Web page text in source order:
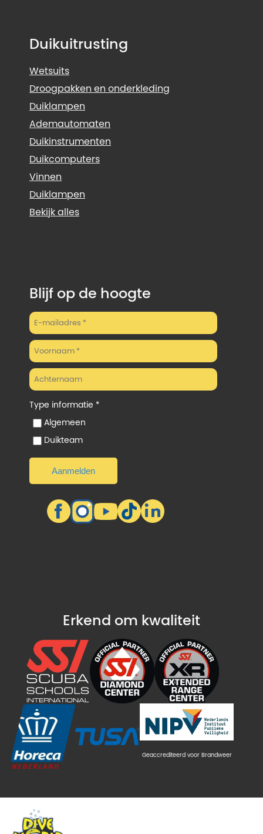
Duikuitrusting
Wetsuits
Droogpakken en onderkleding
Duiklampen
Ademautomaten
Duikinstrumenten
Duikcomputers
Vinnen
Duiklampen
Bekijk alles
Blijf op de hoogte
Type informatie *
Algemeen
Duikteam
Erkend om kwaliteit
Geaccrediteerd voor Brandweer